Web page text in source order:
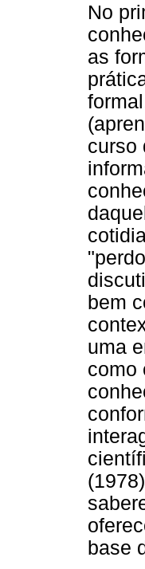
No
as
curso
bem
uma
como
base